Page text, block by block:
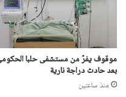
موقوف يفرّ من مستشفى حلبا
بعد حادث دراجة نارية
منذ ساعتين